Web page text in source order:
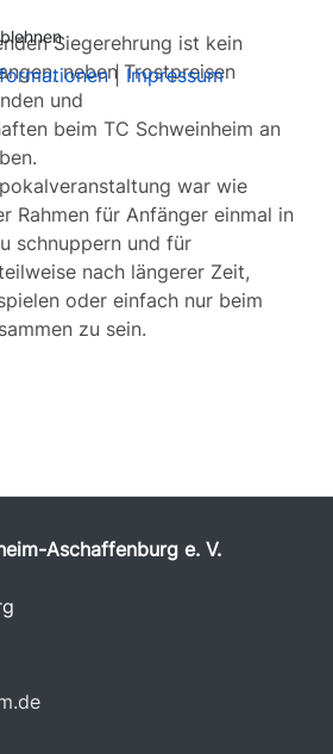
Siegerehrung ist kein
neben Trostpreisen
und
beim TC Schweinheim an
war wie
Rahmen für Anfänger einmal in
schnuppern und für
nach längerer Zeit,
oder einfach nur beim
zu sein.
Aschaffenburg e. V.
|Impressum